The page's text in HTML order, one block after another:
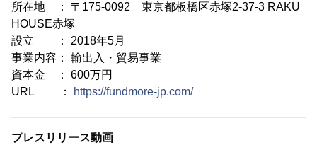
所在地 ： 〒175-0092 東京都板橋区赤塚2-37-3 RAKU
HOUSE赤塚
設立 ： 2018年5月
事業内容： 輸出入・貿易事業
資本金 ： 600万円
URL ：
https://fundmore-jp.com/
プレスリリース動画